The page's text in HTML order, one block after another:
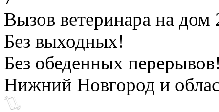
Вызов ветеринара на дом
Без выходных!
Без обеденных
Нижний Новгород и